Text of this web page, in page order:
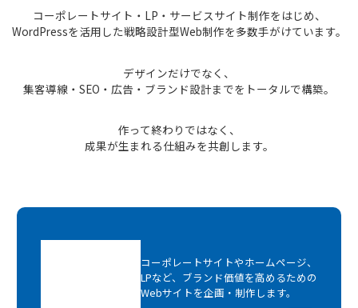
コーポレートサイト・LP・サービスサイト制作をはじめ、
WordPressを活用した戦略設計型Web制作を多数手がけています。
デザインだけでなく、
集客導線・SEO・広告・ブランド設計までをトータルで構築。
作って終わりではなく、
成果が生まれる仕組みを共創します。
コーポレートサイトやホームページ、
LPなど、ブランド価値を高めるための
Webサイトを企画・制作します。